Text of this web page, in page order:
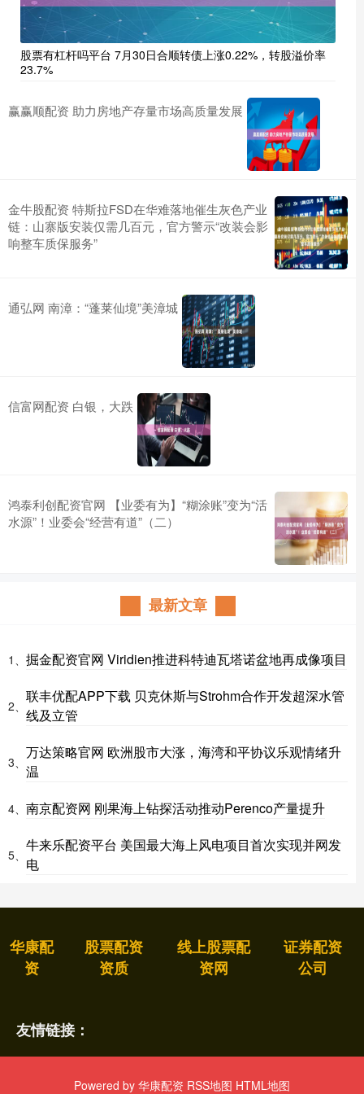
股票有杠杆吗平台 7月30日合顺转债上涨0.22%，转股溢价率
23.7%
赢赢顺配资 助力房地产存量市场高质量发展
金牛股配资 特斯拉FSD在华难落地催生灰色产业
链：山寨版安装仅需几百元，官方警示“改装会影
响整车质保服务”
通弘网 南漳：“蓬莱仙境”美漳城
信富网配资 白银，大跌
鸿泰利创配资官网 【业委有为】“糊涂账”变为“活
水源”！业委会“经营有道”（二）
最新文章
1、 掘金配资官网 Viridien推进科特迪瓦塔诺盆地再成像项目
2、
联丰优配APP下载 贝克休斯与Strohm合作开发超深水管
线及立管
3、
万达策略官网 欧洲股市大涨，海湾和平协议乐观情绪升
温
4、 南京配资网 刚果海上钻探活动推动Perenco产量提升
5、
牛来乐配资平台 美国最大海上风电项目首次实现并网发
电
华康配
资
股票配资
资质
线上股票配
资网
证券配资
公司
友情链接：
Powered by 华康配资 RSS地图 HTML地图